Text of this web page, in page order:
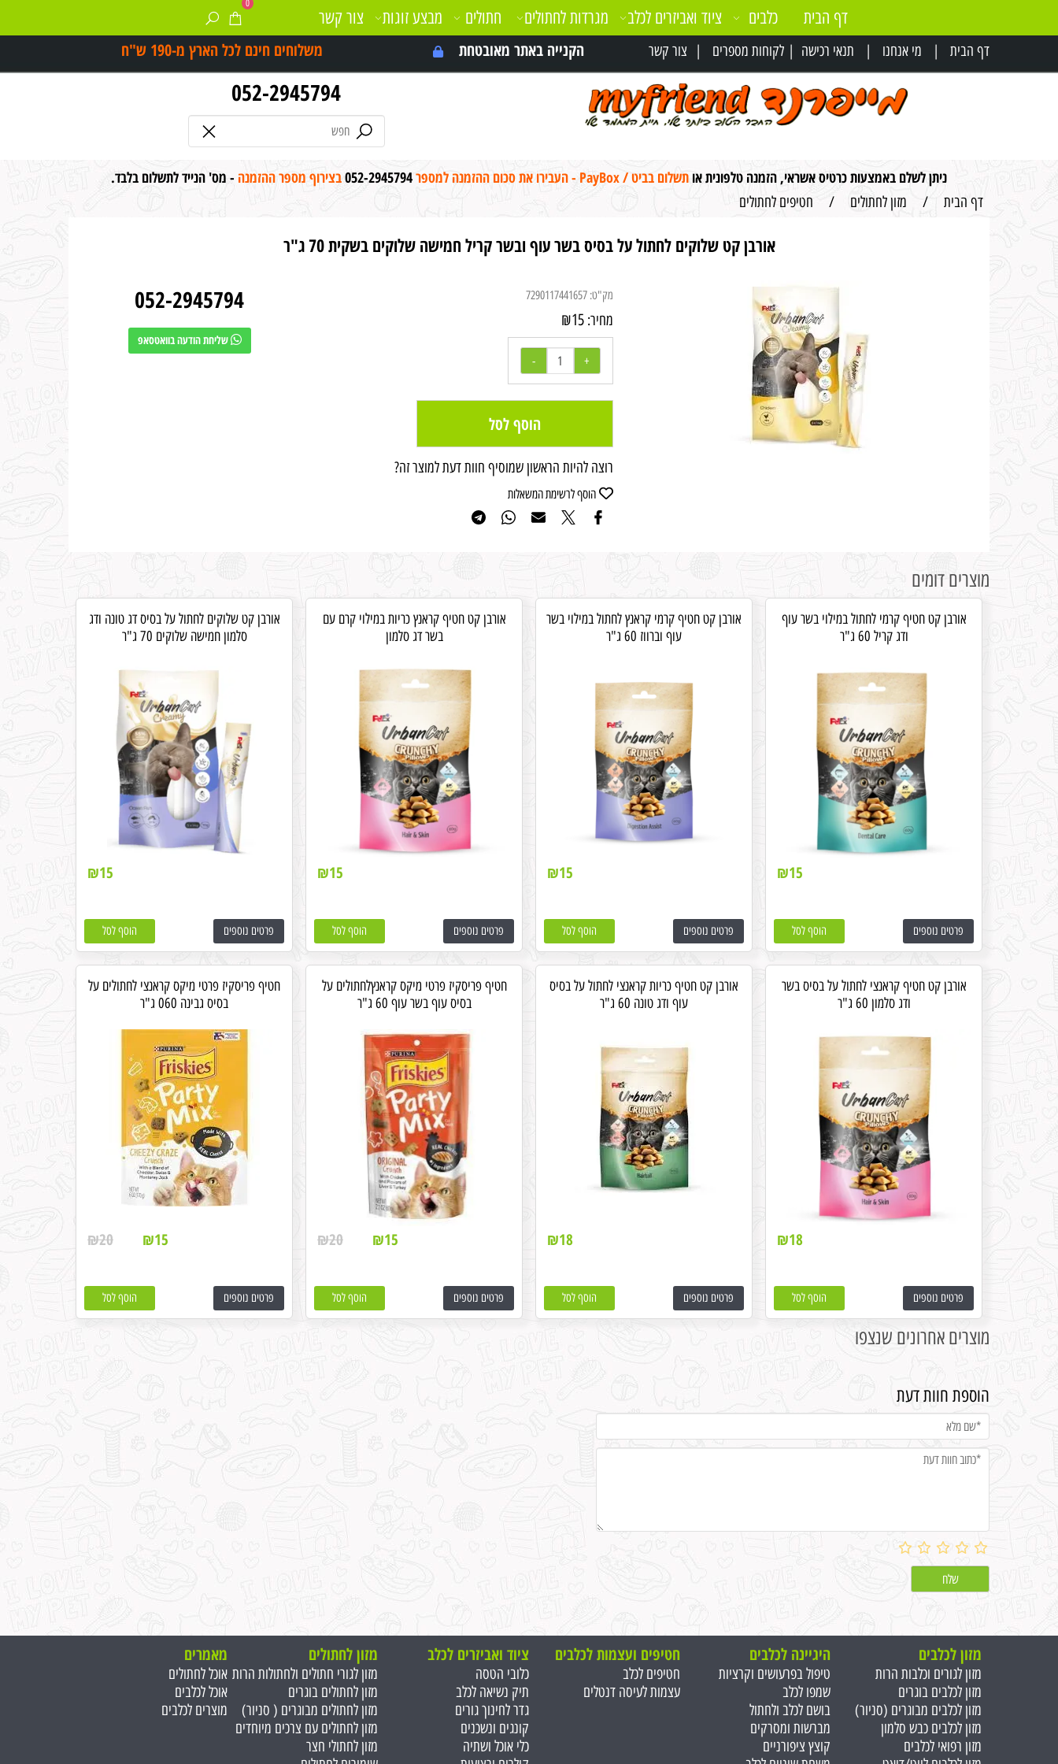
דף הבית | מי אנחנו | תנאי רכישה | לקוחות מספרים | צור קשר הקנייה באתר מאובטחת משלוחים חינם לכל הארץ מ-190 ש"ח
052-2945794
0
דף הבית כלבים ציוד ואביזרים לכלב מגרדות לחתולים חתולים מבצע זוגות צור קשר
ניתן לשלם באמצעות כרטיס אשראי, הזמנה טלפונית או תשלום בביט / PayBox - העבירו את סכום ההזמנה למספר 052-2945794בצירוף מספר ההזמנה - מס' הנייד לתשלום בלבד.
דף הבית / מזון לחתולים / חטיפים לחתולים
אורבן קט שלוקים לחתול על בסיס בשר עוף ובשר קריל חמישה שלוקים בשקית 70 ג"ר
מק"ט: 7290117441657
מחיר: ₪15
הוסף לסל
רוצה להיות הראשון שמוסיף חוות דעת למוצר זה?
הוסף לרשימת המשאלות
052-2945794
שליחת הודעה בוואטסאפ
מוצרים דומים
אורבן קט חטיף קרמי לחתול במילוי בשר עוף
ודג קריל 60 ג"ר
₪15
פרטים נוספים הוסף לסל
אורבן קט חטיף קרמי קראנץ לחתול במילוי בשר
עוף וברווז 60 ג"ר
₪15
פרטים נוספים הוסף לסל
אורבן קט חטיף קראנץ כריות במילוי קרם עם
בשר דג סלמון
₪15
פרטים נוספים הוסף לסל
אורבן קט שלוקים לחתול על בסיס דג טונה ודג
סלמון חמישה שלוקים 70 ג"ר
₪15
פרטים נוספים הוסף לסל
אורבן קט חטיף קראנצי לחתול על בסיס בשר
ודג סלמון 60 ג"ר
₪18
פרטים נוספים הוסף לסל
אורבן קט חטיף כריות קראנצי לחתול על בסיס
עוף ודג טונה 60 ג"ר
₪18
פרטים נוספים הוסף לסל
חטיף פריסקיז פרטי מיקס קראנץלחתולים על
בסיס עוף בשר עוף 60 ג"ר
₪20 ₪15
פרטים נוספים הוסף לסל
חטיף פריסקיז פרטי מיקס קראנצי לחתולים על
בסיס גבינה 060 ג"ר
₪20 ₪15
פרטים נוספים הוסף לסל
מוצרים אחרונים שנצפו
הוספת חוות דעת
מזון לכלבים
מזון לגורים וכלבות הרות
מזון לכלבים בוגרים
מזון לכלבים מבוגרים (סניור)
מזון לכלבים כבש סלמון
מזון רפואי לכלבים
היגיינה לכלבים
טיפול בפרעושים וקרציות
שמפו לכלב
בושם לכלב ולחתול
מברשות ומסרקים
קוצץ ציפורניים
חטיפים ועצמות לכלבים
חטיפים לכלב
עצמות לעיסה דנטלים
ציוד ואביזרים לכלב
כלובי הטסה
תיק נשיאה לכלב
גדר לחינוך גורים
קונגים ונשכנים
כלי אוכל ושתיה
מזון לחתולים
מזון לגורי חתולים ולחתולות הרות
מזון לחתולים בוגרים
מזון לחתולים מבוגרים ( סניור)
מזון לחתולים עם צרכים מיוחדים
מזון לחתולי חצר
מאמרים
אוכל לחתולים
אוכל לכלבים
מוצרים לכלבים